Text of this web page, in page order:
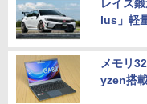
レイズ
lus」軽
メモリ
yzen搭